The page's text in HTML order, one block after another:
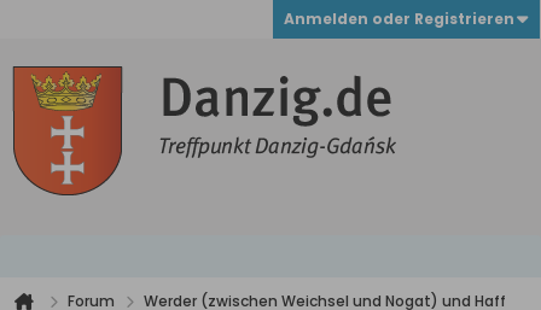
Anmelden oder Registrieren
Forum
Werder (zwischen Weichsel und Nogat) und Haff